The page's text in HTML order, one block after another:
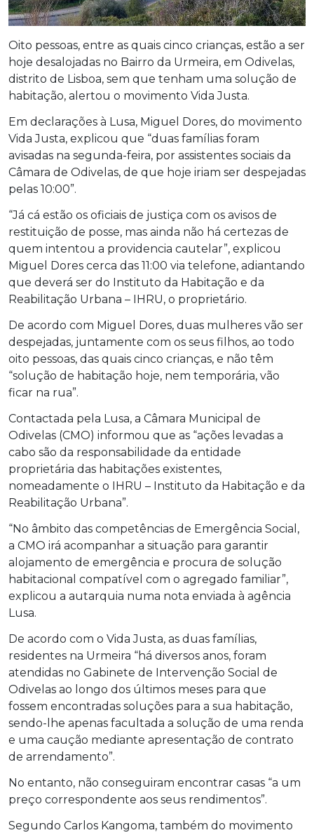
Oito pessoas, entre as quais cinco crianças, estão a ser
hoje desalojadas no Bairro da Urmeira, em Odivelas,
distrito de Lisboa, sem que tenham uma solução de
habitação, alertou o movimento Vida Justa.
Em declarações à Lusa, Miguel Dores, do movimento
Vida Justa, explicou que “duas famílias foram
avisadas na segunda-feira, por assistentes sociais da
Câmara de Odivelas, de que hoje iriam ser despejadas
pelas 10:00”.
“Já cá estão os oficiais de justiça com os avisos de
restituição de posse, mas ainda não há certezas de
quem intentou a providencia cautelar”, explicou
Miguel Dores cerca das 11:00 via telefone, adiantando
que deverá ser do Instituto da Habitação e da
Reabilitação Urbana – IHRU, o proprietário.
De acordo com Miguel Dores, duas mulheres vão ser
despejadas, juntamente com os seus filhos, ao todo
oito pessoas, das quais cinco crianças, e não têm
“solução de habitação hoje, nem temporária, vão
ficar na rua”.
Contactada pela Lusa, a Câmara Municipal de
Odivelas (CMO) informou que as “ações levadas a
cabo são da responsabilidade da entidade
proprietária das habitações existentes,
nomeadamente o IHRU – Instituto da Habitação e da
Reabilitação Urbana”.
“No âmbito das competências de Emergência Social,
a CMO irá acompanhar a situação para garantir
alojamento de emergência e procura de solução
habitacional compatível com o agregado familiar”,
explicou a autarquia numa nota enviada à agência
Lusa.
De acordo com o Vida Justa, as duas famílias,
residentes na Urmeira “há diversos anos, foram
atendidas no Gabinete de Intervenção Social de
Odivelas ao longo dos últimos meses para que
fossem encontradas soluções para a sua habitação,
sendo-lhe apenas facultada a solução de uma renda
e uma caução mediante apresentação de contrato
de arrendamento”.
No entanto, não conseguiram encontrar casas “a um
preço correspondente aos seus rendimentos”.
Segundo Carlos Kangoma, também do movimento